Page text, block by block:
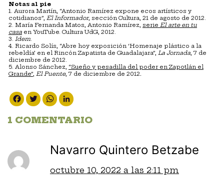
Notas al pie
1. Aurora Martín, “Antonio Ramírez expone ecos artísticos y
cotidianos”, El Informador, sección Cultura, 21 de agosto de 2012.
2. María Fernanda Matos, Antonio Ramírez, serie El arte en tu
casa en YouTube. Cultura UdG, 2012.
3. Idem.
4. Ricardo Solís, “Abre hoy exposición ‘Homenaje plástico a la
rebeldía’ en el Rincón Zapatista de Guadalajara”, La Jornada, 7 de
diciembre de 2012.
5. Alonso Sánchez, “Sueño y pesadilla del poder en Zapotlán el
Grande”, El Puente, 7 de diciembre de 2012.
Facebook
TwitterWhatsApp
1 COMENTARIO
Navarro Quintero Betzabe
octubre 10, 2022 a las 2:11 pm